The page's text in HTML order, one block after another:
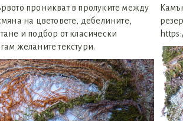
проникват в пролуките между
на цветовете, дебелините,
и подбор от класически
желаните текстури.